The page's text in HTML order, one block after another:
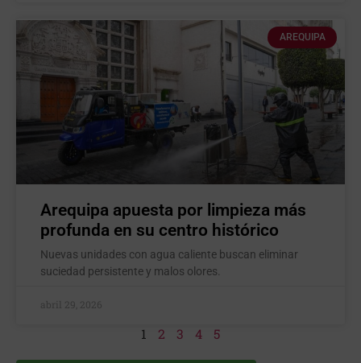
AREQUIPA
Arequipa apuesta por limpieza más
profunda en su centro histórico
Nuevas unidades con agua caliente buscan eliminar
suciedad persistente y malos olores.
abril 29, 2026
1 2 3 4 5